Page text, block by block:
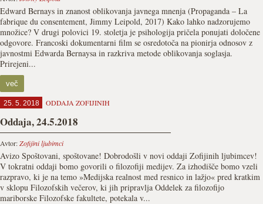
Edward Bernays in znanost oblikovanja javnega mnenja (Propaganda – La
fabrique du consentement, Jimmy Leipold, 2017) Kako lahko nadzorujemo
množice? V drugi polovici 19. stoletja je psihologija pričela ponujati določene
odgovore. Francoski dokumentarni film se osredotoča na pionirja odnosov z
javnostmi Edwarda Bernaysa in razkriva metode oblikovanja soglasja.
Prirejeni...
več
25. 5. 2018 ODDAJA ZOFIJINIH
Oddaja, 24.5.2018
Avtor:Zofijini ljubimci
Avizo Spoštovani, spoštovane! Dobrodošli v novi oddaji Zofijinih ljubimcev!
V tokratni oddaji bomo govorili o filozofiji medijev. Za izhodišče bomo vzeli
razpravo, ki je na temo »Medijska realnost med resnico in lažjo« pred kratkim
v sklopu Filozofskih večerov, ki jih pripravlja Oddelek za filozofijo
mariborske Filozofske fakultete, potekala v...